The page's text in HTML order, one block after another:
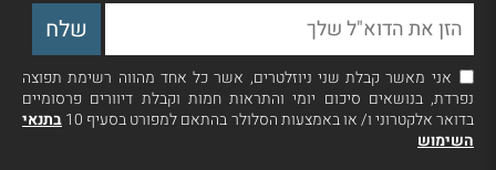
אני מאשר קבלת שני ניוזלטרים, אשר כל אחד מהווה רשימת תפוצה
נפרדת, בנושאים סיכום יומי והתראות חמות וקבלת דיוורים פרסומיים
בדואר אלקטרוני ו/ או באמצעות הסלולר בהתאם למפורט בסעיף 10
בתנאי
השימוש